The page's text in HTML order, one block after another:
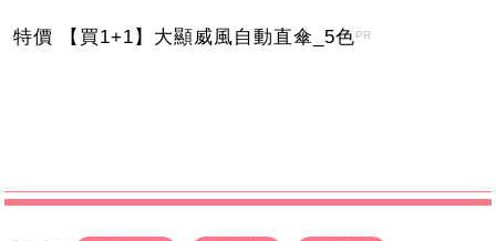
特價 【買1+1】大顯威風自動直傘_5色PR